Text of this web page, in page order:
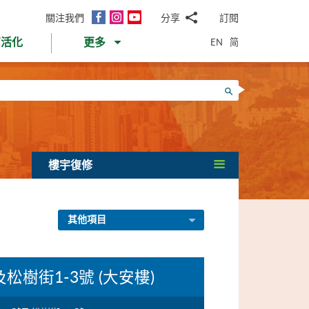
關注我們
面
InstagramYouTube分享
郵WhatsApp
微
信
面
書Twitter
LinkedIn
微
訂閱
化 更多 EN 简
搜尋
樓宇復修
其他項目
樹街1-3號 (大安樓)